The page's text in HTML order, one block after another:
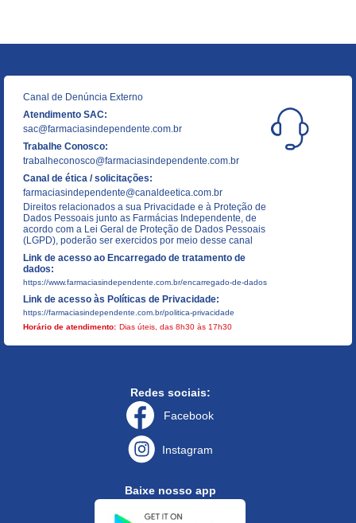
Canal de Denúncia Externo
Atendimento SAC:
sac@farmaciasindependente.com.br
Trabalhe Conosco:
trabalheconosco@farmaciasindependente.com.br
Canal de ética / solicitações:
farmaciasindependente@canaldeetica.com.br
Direitos relacionados a sua Privacidade e à Proteção de
Dados Pessoais junto as Farmácias Independente, de
acordo com a Lei Geral de Proteção de Dados Pessoais
(LGPD), poderão ser exercidos por meio desse canal
Link de acesso ao Encarregado de tratamento de
dados:
https://www.farmaciasindependente.com.br/encarregado-de-dados
Link de acesso às Políticas de Privacidade:
https://farmaciasindependente.com.br/politica-privacidade
Horário de atendimento: Dias úteis, das 8h30 às 17h30
Redes sociais:
Facebook
Instagram
Baixe nosso app